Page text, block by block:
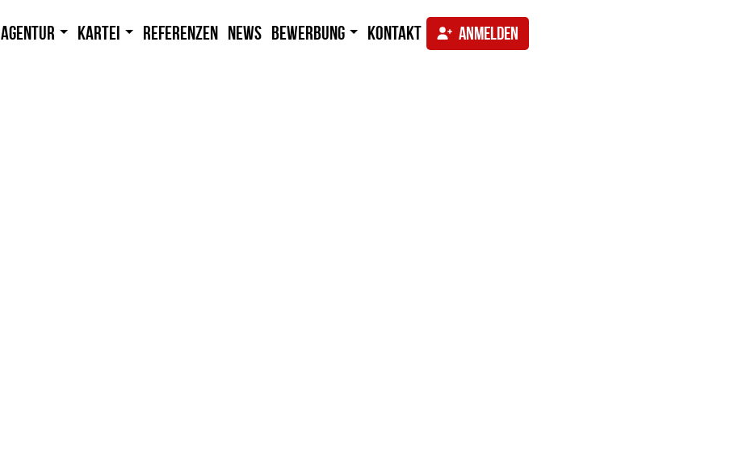
Agentur Kartei Referenzen News Bewerbung Kontakt ANMELDEN